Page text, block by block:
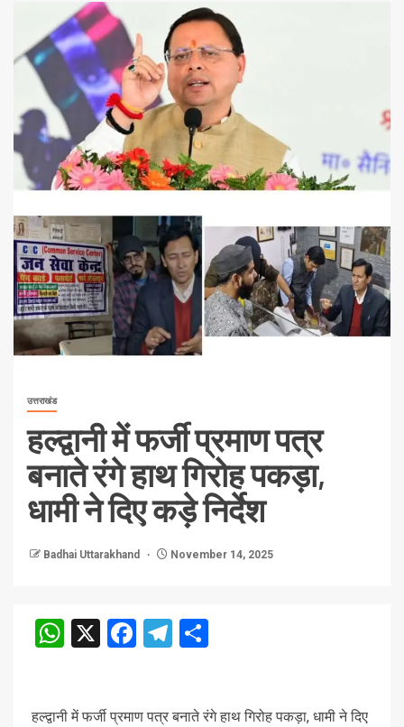
उत्तराखंड
हल्द्वानी में फर्जी प्रमाण पत्र
बनाते रंगे हाथ गिरोह पकड़ा,
धामी ने दिए कड़े निर्देश
Badhai Uttarakhand November 14, 2025
WhatsApp
X Facebook
Telegram
हल्द्वानी में फर्जी प्रमाण पत्र बनाते रंगे हाथ गिरोह पकड़ा, धामी ने दिए